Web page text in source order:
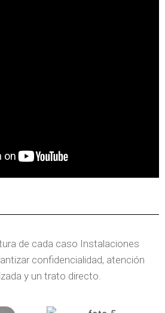
de cada caso Instalaciones
confidencialidad, atención
y un trato directo.